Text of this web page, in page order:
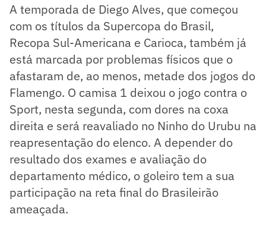
A temporada de Diego Alves, que começou
com os títulos da Supercopa do Brasil,
Recopa Sul-Americana e Carioca, também já
está marcada por problemas físicos que o
afastaram de, ao menos, metade dos jogos do
Flamengo. O camisa 1 deixou o jogo contra o
Sport, nesta segunda, com dores na coxa
direita e será reavaliado no Ninho do Urubu na
reapresentação do elenco. A depender do
resultado dos exames e avaliação do
departamento médico, o goleiro tem a sua
participação na reta final do Brasileirão
ameaçada.